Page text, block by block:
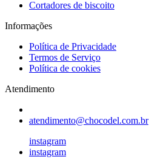
Cortadores de biscoito
Informações
Política de Privacidade
Termos de Serviço
Política de cookies
Atendimento
atendimento@chocodel.com.br
instagram
instagram